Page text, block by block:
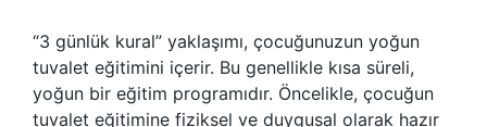
“3 günlük kural” yaklaşımı, çocuğunuzun yoğun
tuvalet eğitimini içerir. Bu genellikle kısa süreli,
yoğun bir eğitim programıdır. Öncelikle, çocuğun
tuvalet eğitimine fiziksel ve duygusal olarak hazır